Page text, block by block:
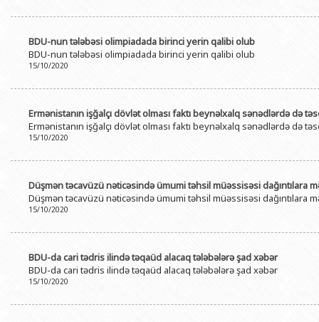
BDU-nun tələbəsi olimpiadada birinci yerin qalibi olub
BDU-nun tələbəsi olimpiadada birinci yerin qalibi olub
15/10/2020
Ermənistanın işğalçı dövlət olması faktı beynəlxalq sənədlərdə də
Ermənistanın işğalçı dövlət olması faktı beynəlxalq sənədlərdə də
15/10/2020
Düşmən təcavüzü nəticəsində ümumi təhsil müəssisəsi dağıntılara
Düşmən təcavüzü nəticəsində ümumi təhsil müəssisəsi dağıntılara
15/10/2020
BDU-da cari tədris ilində təqaüd alacaq tələbələrə şad xəbər
BDU-da cari tədris ilində təqaüd alacaq tələbələrə şad xəbər
15/10/2020